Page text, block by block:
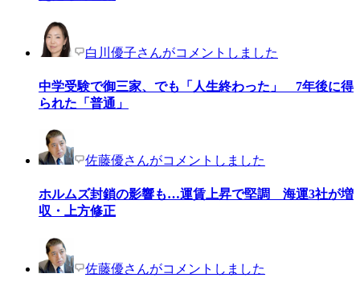
白川優子さんがコメントしました
中学受験で御三家、でも「人生終わった」 7年後に得
られた「普通」
佐藤優さんがコメントしました
ホルムズ封鎖の影響も…運賃上昇で堅調 海運3社が増
収・上方修正
佐藤優さんがコメントしました